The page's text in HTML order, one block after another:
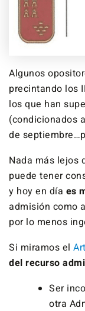
Algunos
precintando los
los que han
(condicionados
de
Nada más lejos
puede tener
y hoy en día es
admisión como
por lo menos
Si miramos el
del recurso
Ser
otra